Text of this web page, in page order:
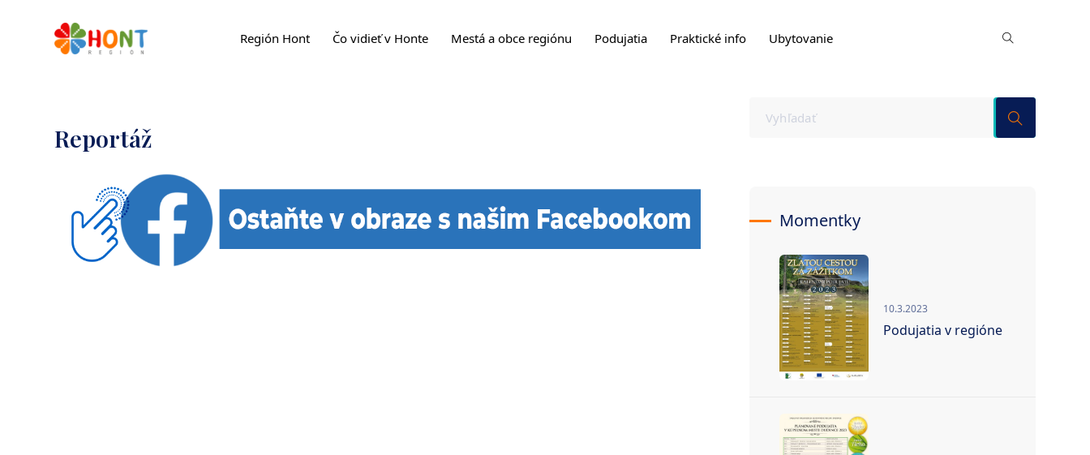
Región Hont Čo vidieť v Honte Mestá a obce regiónu Podujatia Praktické info Ubytovanie
Reportáž
Momentky
10.3.2023
Podujatia v regióne